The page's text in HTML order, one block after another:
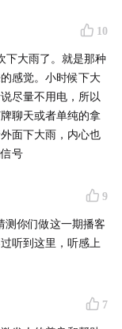
10
下大雨了。就是那种
感觉。小时候下大
尽量不用电，所以
聊天或者单纯的拿
面下大雨，内心也
号
9
测你们做这一期播客
听到这里，听感上
7